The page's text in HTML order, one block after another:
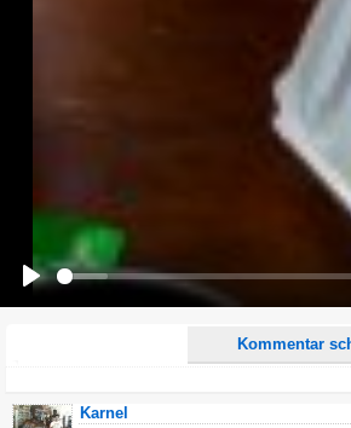
Kommentar
Alle HTML-Tags außer <br>, <strike> und <i> werden aus
URLs werden automatisch umgewandelt. Bitte verwende
Ich möchte eine E-Mail, wenn zu meinem
Ich möchte eine E-Mail, wenn auf dieser Seite
Karnel